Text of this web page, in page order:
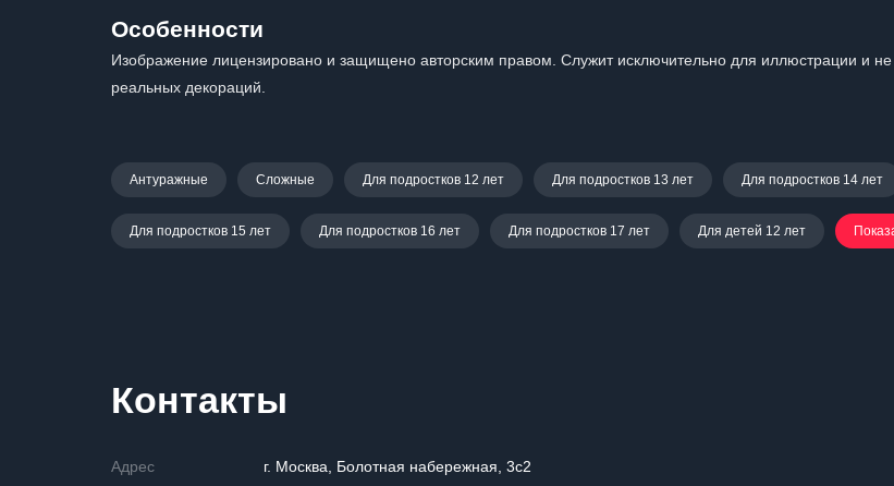
Особенности
Изображение лицензировано и защищено авторским правом. Служит исключительно для иллюстрации и не
реальных декораций.
Антуражные Сложные Для подростков 12 лет Для подростков 13 лет Для подростков 14 лет
Для подростков 15 лет Для подростков 16 лет Для подростков 17 лет Для детей 12 лет
Контакты
Адрес г. Москва, Болотная набережная, 3с2